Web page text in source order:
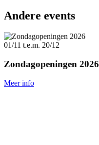
Andere events
01/11 t.e.m. 20/12
Zondagopeningen 2026
Meer info